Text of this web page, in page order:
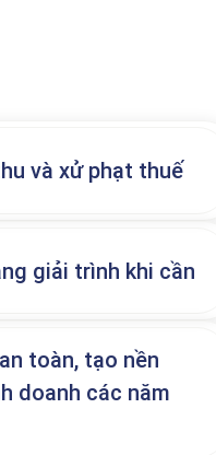
và xử phạt thuế
giải trình khi cần
toàn, tạo nền
doanh các năm